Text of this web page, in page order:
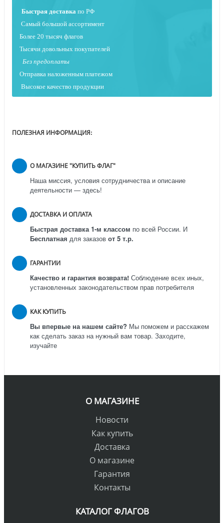
Быстрая доставка по РФ
Самый большой ассортимент
Более 20 тысяч флагов
Тысячи довольных покупателей
Без предоплаты
Отправка наложенным платежом
Высокое качество продукции
ПОЛЕЗНАЯ ИНФОРМАЦИЯ:
О МАГАЗИНЕ "КУПИТЬ ФЛАГ"
Наша миссия, условия сотрудничества и описание
деятельности — здесь!
ДОСТАВКА И ОПЛАТА
Быстрая доставка 1-м классом по всей России. И
Бесплатная для заказов от 5 т.р.
ГАРАНТИИ
Качество и гарантия возврата! Соблюдение всех иных,
установленных законодательством прав потребителя
КАК КУПИТЬ
Вы впервые на нашем сайте? Мы поможем и расскажем
как сделать заказ на нужный вам товар. Заходите,
изучайте
О МАГАЗИНЕ
Новости
Как купить
Доставка
О магазине
Гарантия
Контакты
КАТАЛОГ ФЛАГОВ